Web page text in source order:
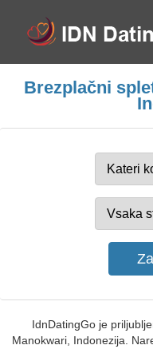
Brezplačni
IdnDatingGo je
Manokwari, Indonezija.